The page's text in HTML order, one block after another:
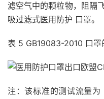
滤空气中的颗粒物，阻隔
吸过滤式医用防护 口罩。
表 5 GB19083-2010 口罩
注：该标准的测试流量